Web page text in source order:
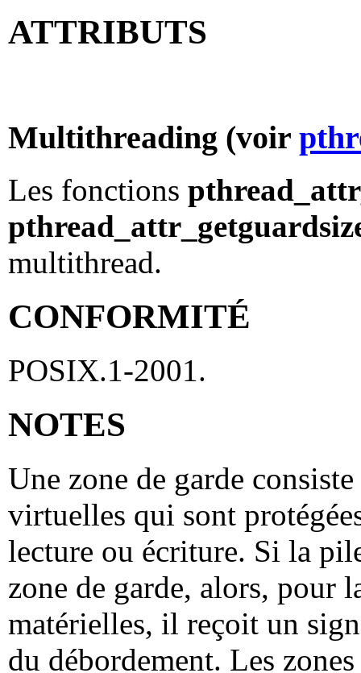
ATTRIBUTS
Multithreading (voir
Les fonctions
multithread.
CONFORMITÉ
POSIX.1-2001.
NOTES
Une zone de garde
virtuelles qui sont
lecture ou écriture. Si la
zone de garde, alors, pour
matérielles, il reçoit un
du débordement. Les